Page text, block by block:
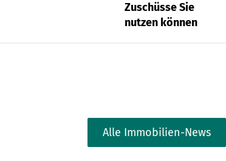
Zuschüsse Sie
nutzen können
Alle Immobilien-News